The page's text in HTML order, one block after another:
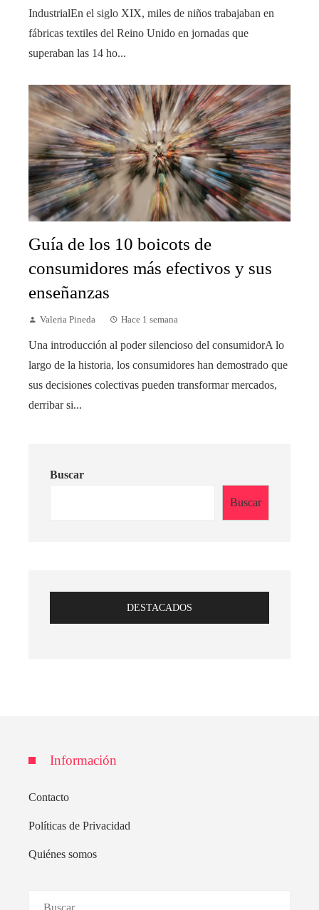
IndustrialEn el siglo XIX, miles de niños trabajaban en
fábricas textiles del Reino Unido en jornadas que
superaban las 14 ho...
Guía de los 10 boicots de
consumidores más efectivos y sus
enseñanzas
Valeria Pineda Hace 1 semana
Una introducción al poder silencioso del consumidorA lo
largo de la historia, los consumidores han demostrado que
sus decisiones colectivas pueden transformar mercados,
derribar si...
Buscar
Buscar
DESTACADOS
Información
Contacto
Políticas de Privacidad
Quiénes somos